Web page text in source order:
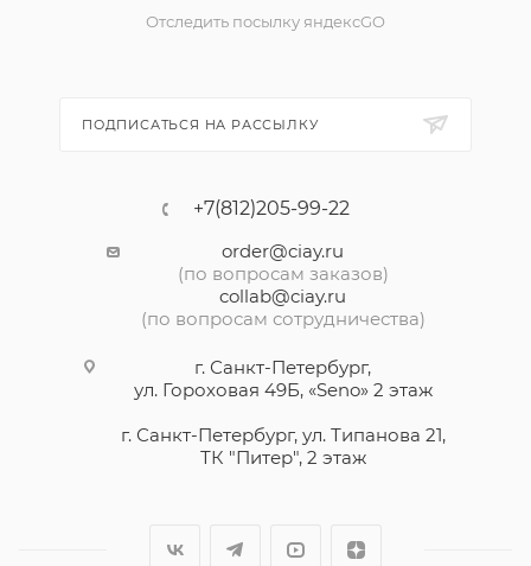
Отследить посылку яндексGO
ПОДПИСАТЬСЯ НА РАССЫЛКУ
+7(812)205-99-22
order@ciay.ru
(по вопросам заказов)
collab@ciay.ru
(по вопросам сотрудничества)
г. Санкт-Петербург,
ул. Гороховая 49Б, «Seno» 2 этаж
г. Санкт-Петербург, ул. Типанова 21,
ТК "Питер", 2 этаж